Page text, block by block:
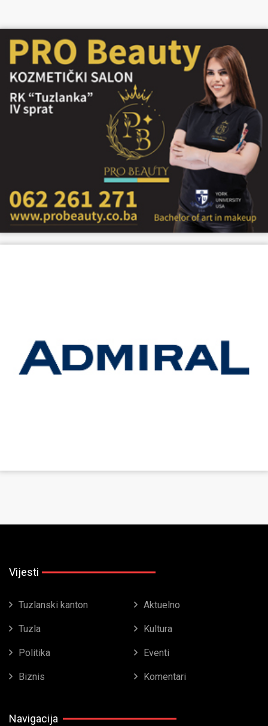
Vijesti
Tuzlanski kanton Aktuelno
Tuzla Kultura
Politika Eventi
Biznis Komentari
Navigacija